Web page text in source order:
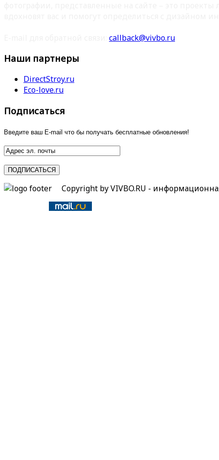
callback@vivbo.ru
Наши партнеры
DirectStroy.ru
Eco-love.ru
Подписаться
Введите ваш E-mail что бы получать бесплатные обновления!
Copyright by VIVBO.RU -